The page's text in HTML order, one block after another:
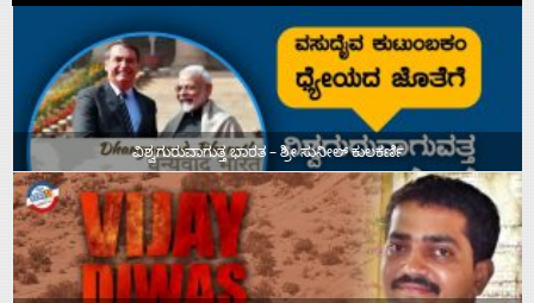
ವಿಶ್ವಗುರುವಾಗುತ್ತ ಭಾರತ – ಶ್ರೀ ಸುನೀಲ್‌ ಕುಲಕರ್ಣಿ